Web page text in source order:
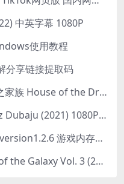
中英字幕 1080P
使用教程
分享链接提取码
HBO 权力的游戏前传 龙之家族 House of the Dragon (2022) 中字 1080P 更新4集
迪拜的女孩 Dziewczyny z Dubaju (2021) 1080P 中字
IOS 越狱软件iMemScan version1.2.6 游戏内存修改器
银河护卫队3 Guardians of the Galaxy Vol. 3 (2023)4K高清资源1080p只分享精品